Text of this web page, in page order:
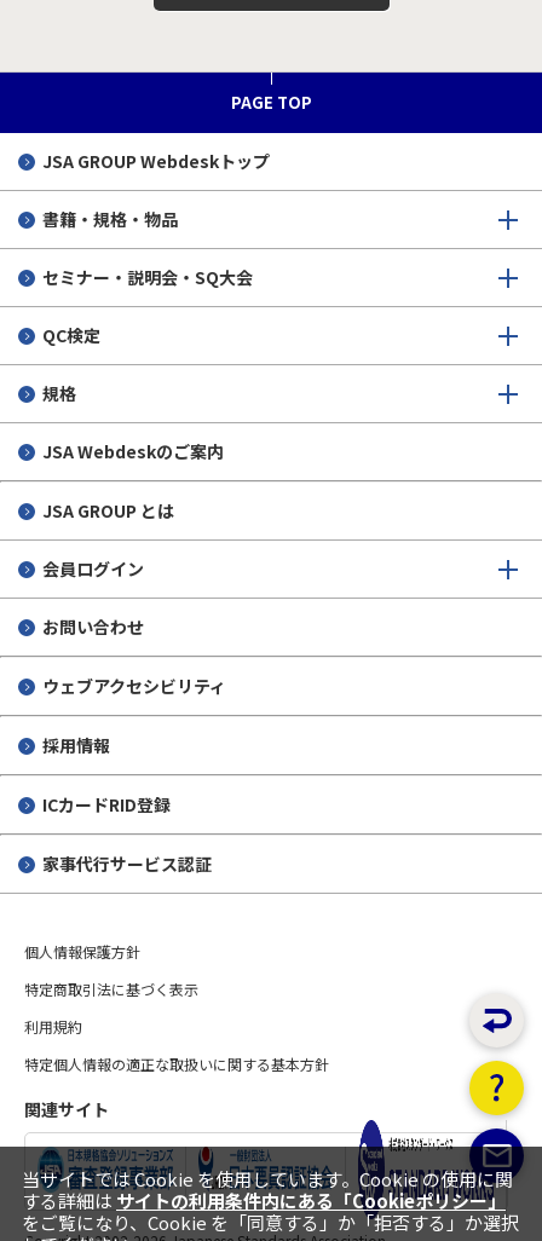
PAGE TOP
JSA GROUP Webdeskトップ
書籍・規格・物品
セミナー・説明会・SQ大会
QC検定
規格
JSA Webdeskのご案内
JSA GROUP とは
会員ログイン
お問い合わせ
ウェブアクセシビリティ
採用情報
ICカードRID登録
家事代行サービス認証
個人情報保護方針
特定商取引法に基づく表示
利用規約
特定個人情報の適正な取扱いに関する基本方針
関連サイト
当サイトでは Cookie を使用しています。Cookie の使用に関
する詳細は サイトの利用条件内にある「Cookieポリシー」
をご覧になり、Cookie を「同意する」か「拒否する」か選択